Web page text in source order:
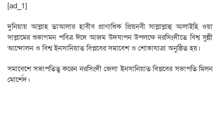
[ad_1]
দুনিয়ায় আল্লাহ তাআলার হাবীব প্রাণাধিক প্রিয়নবী সাল্লাল্লাহু আলাইহি ওয়া
সাল্লামের শুভাগমন পবিত্র ঈদে আজম উদযাপন উপলক্ষে নরসিংদীতে বিশ্ব সুন্নী
আন্দোলন ও বিশ্ব ইনসানিয়াত বিপ্লবের সমাবেশ ও শোভাযাত্রা অনুষ্ঠিত হয়।
সমাবেশে সভাপতিত্ব করেন নরসিংদী জেলা ইনসানিয়াত বিপ্লবের সভাপতি মিলন
মোর্শেদ।